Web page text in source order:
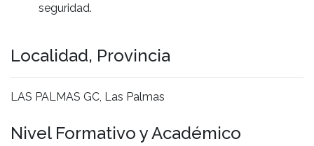
seguridad.
Localidad, Provincia
LAS PALMAS GC, Las Palmas
Nivel Formativo y Académico